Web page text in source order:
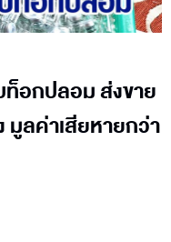
ท็อกปลอม ส่งขาย
มูลค่าเสียหายกว่า